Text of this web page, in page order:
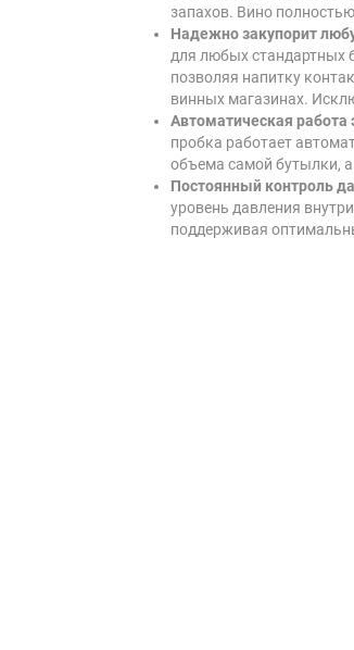
запахов. Вино
Надежно закупорит
для любых стандартных
позволяя напитку
винных магазинах.
Автоматическая работа
пробка работает
объема самой бутылки, а
Постоянный контроль
уровень давления
поддерживая